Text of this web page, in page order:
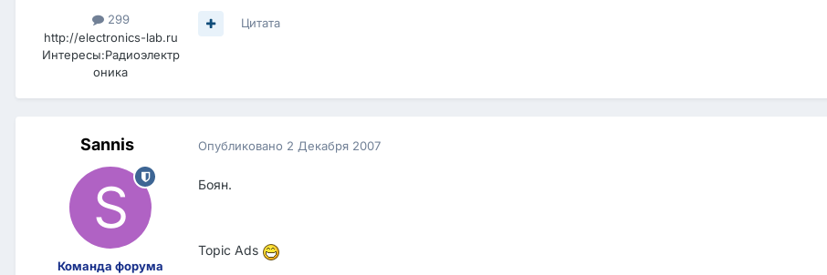
299
http://electronics-lab.ru
Интересы:Радиоэлектр
оника
Цитата
Sannis
Команда форума
Опубликовано 2 Декабря 2007
Боян.
Topic Ads